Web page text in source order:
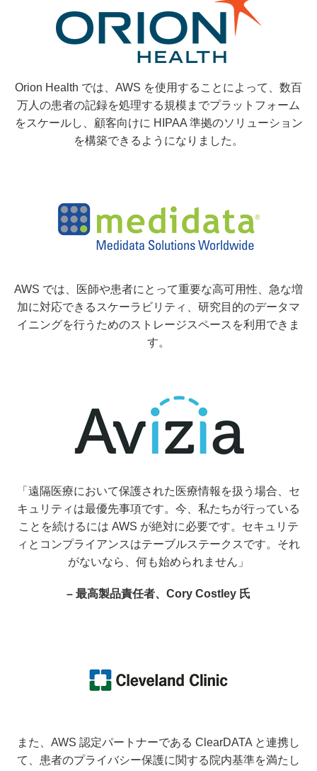
Orion Health では、AWS を使用することによって、数百
万人の患者の記録を処理する規模までプラットフォーム
をスケールし、顧客向けに HIPAA 準拠のソリューション
を構築できるようになりました。
AWS では、医師や患者にとって重要な高可用性、急な増
加に対応できるスケーラビリティ、研究目的のデータマ
イニングを行うためのストレージスペースを利用できま
す。
「遠隔医療において保護された医療情報を扱う場合、セ
キュリティは最優先事項です。今、私たちが行っている
ことを続けるには AWS が絶対に必要です。セキュリテ
ィとコンプライアンスはテーブルステークスです。それ
がないなら、何も始められません」
– 最高製品責任者、Cory Costley 氏
また、AWS 認定パートナーである ClearDATA と連携し
て、患者のプライバシー保護に関する院内基準を満たし